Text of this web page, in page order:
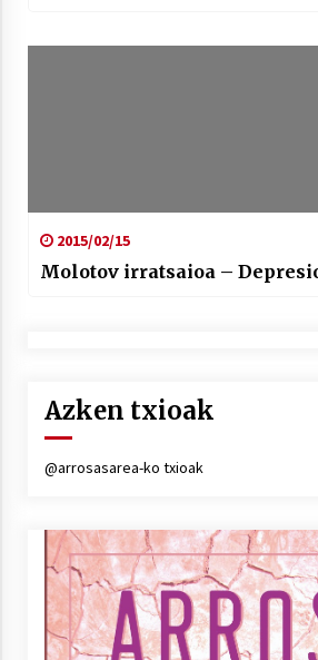
2015/02/15
Molotov irratsaioa –
Azken txioak
@arrosasarea-ko txioak